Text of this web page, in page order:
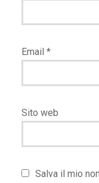
Email *
Sito web
Salva il mio